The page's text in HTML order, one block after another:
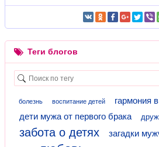
Теги блогов
болезнь воспитание детей гармония
дети мужа от первого брака
забота о детях загадки